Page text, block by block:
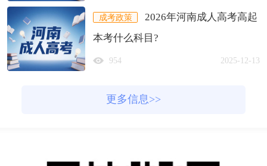
成考政策
2026年河南成人高考高起
本考什么科目?
954 2025-12-13
更多信息>>